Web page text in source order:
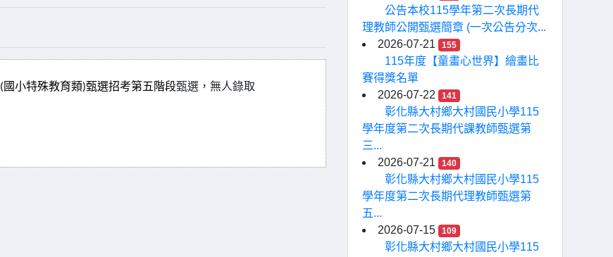
( 國小特殊教育類)甄選招考第五階段甄選，無人錄取
公告本校115學年第二次長期代
理教師公開甄選簡章 (一次公告分次...
2026-07-21
155
115年度【童畫心世界】繪畫比
賽得獎名單
2026-07-22
141
彰化縣大村鄉大村國民小學115
學年度第二次長期代課教師甄選第
三...
2026-07-21
140
彰化縣大村鄉大村國民小學115
學年度第二次長期代理教師甄選第
五...
2026-07-15
109
彰化縣大村鄉大村國民小學115